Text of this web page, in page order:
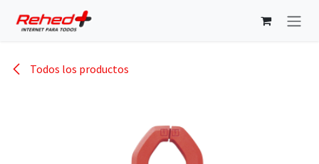
Todos los productos